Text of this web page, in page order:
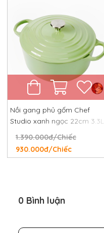
Nồi gang phủ gốm Chef
Studio xanh ngọc 22cm 3.3L
1.390.000đ/Chiếc
930.000đ/Chiếc
0 Bình luận